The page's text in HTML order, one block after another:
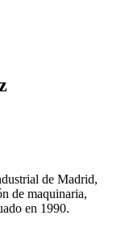
de Madrid,
de maquinaria,
en 1990.